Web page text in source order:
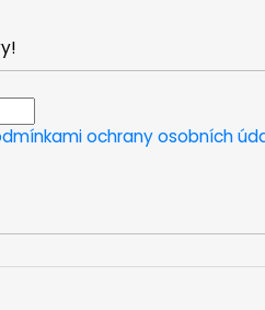
ochrany osobních